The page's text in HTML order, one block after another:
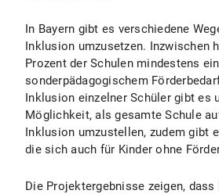
In Bayern gibt es verschiedene
Inklusion umzusetzen. Inzwischen
Prozent der Schulen mindestens
sonderpädagogischem
Inklusion einzelner Schüler gibt es
Möglichkeit, als gesamte Schule
Inklusion umzustellen, zudem gibt
die sich auch für Kinder ohne
Die Projektergebnisse zeigen,